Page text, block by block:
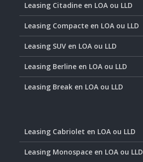
Leasing Citadine en LOA ou LLD
Leasing Compacte en LOA ou LLD
Leasing SUV en LOA ou LLD
Leasing Berline en LOA ou LLD
Leasing Break en LOA ou LLD
Leasing Cabriolet en LOA ou LLD
Leasing Monospace en LOA ou LLD